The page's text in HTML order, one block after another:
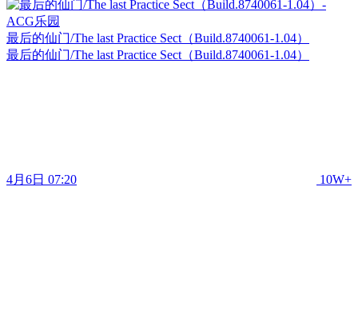
最后的仙门/The last Practice Sect（Build.8740061-1.04）
最后的仙门/The last Practice Sect（Build.8740061-1.04）
4月6日 07:20 10W+